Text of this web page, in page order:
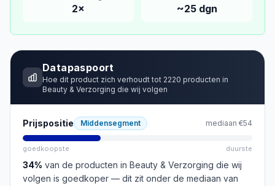
2× ~25dgn
Datapaspoort
Hoe dit product zich verhoudt tot 2220 producten in
Beauty & Verzorging die wij volgen
Prijspositie Middensegment mediaan €54
goedkoopste duurste
34% van de producten in Beauty & Verzorging die wij
volgen is goedkoper — dit zit onder de mediaan van